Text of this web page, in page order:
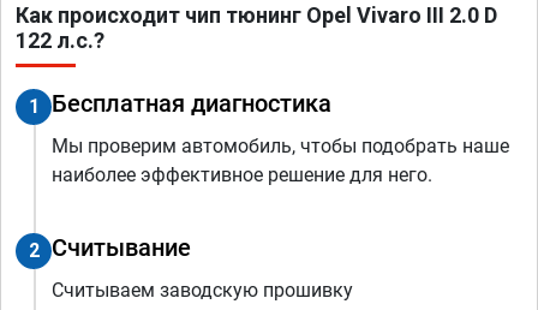
Как происходит чип тюнинг Opel Vivaro III 2.0 D
122 л.с.?
1 Бесплатная диагностика
Мы проверим автомобиль, чтобы подобрать наше
наиболее эффективное решение для него.
2 Считывание
Считываем заводскую прошивку